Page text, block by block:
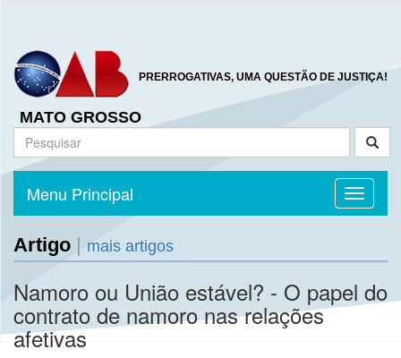
PRERROGATIVAS, UMA QUESTÃO DE JUSTIÇA!
MATO GROSSO
Toggle
Menu Principal
Artigo mais artigos
Namoro ou União estável? - O papel do
contrato de namoro nas relações
afetivas